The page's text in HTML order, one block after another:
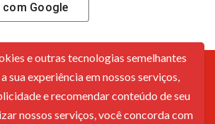
com Google
Política De Cookies Termos De Uso
- Cupons de desconto.
e outras tecnologias semelhantes
sua experiência em nossos serviços,
e recomendar conteúdo de seu
nossos serviços, você concorda com